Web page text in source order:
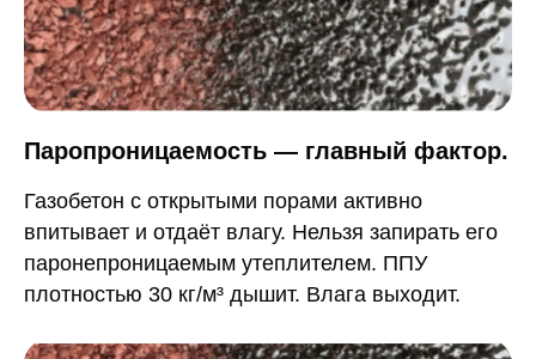
Паропроницаемость — главный фактор.
Газобетон с открытыми порами активно
впитывает и отдаёт влагу. Нельзя запирать его
паронепроницаемым утеплителем. ППУ
плотностью 30 кг/м³ дышит. Влага выходит.